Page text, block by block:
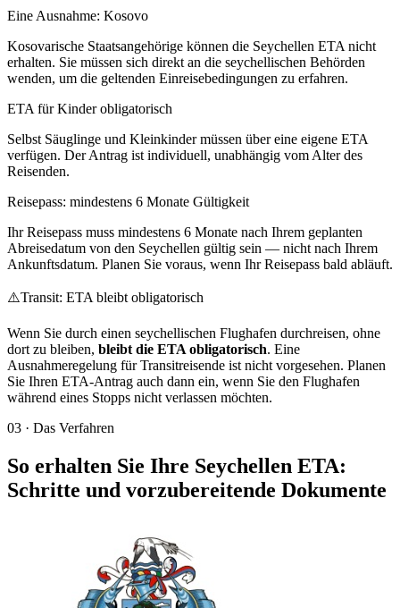
Eine Ausnahme: Kosovo
Kosovarische Staatsangehörige können die Seychellen ETA nicht
erhalten. Sie müssen sich direkt an die seychellischen Behörden
wenden, um die geltenden Einreisebedingungen zu erfahren.
ETA für Kinder obligatorisch
Selbst Säuglinge und Kleinkinder müssen über eine eigene ETA
verfügen. Der Antrag ist individuell, unabhängig vom Alter des
Reisenden.
Reisepass: mindestens 6 Monate Gültigkeit
Ihr Reisepass muss mindestens 6 Monate nach Ihrem geplanten
Abreisedatum von den Seychellen gültig sein — nicht nach Ihrem
Ankunftsdatum. Planen Sie voraus, wenn Ihr Reisepass bald abläuft.
⚠️Transit: ETA bleibt obligatorisch
Wenn Sie durch einen seychellischen Flughafen durchreisen, ohne
dort zu bleiben, bleibt die ETA obligatorisch. Eine
Ausnahmeregelung für Transitreisende ist nicht vorgesehen. Planen
Sie Ihren ETA-Antrag auch dann ein, wenn Sie den Flughafen
während eines Stopps nicht verlassen möchten.
03 · Das Verfahren
So erhalten Sie Ihre Seychellen ETA:
Schritte und vorzubereitende Dokumente